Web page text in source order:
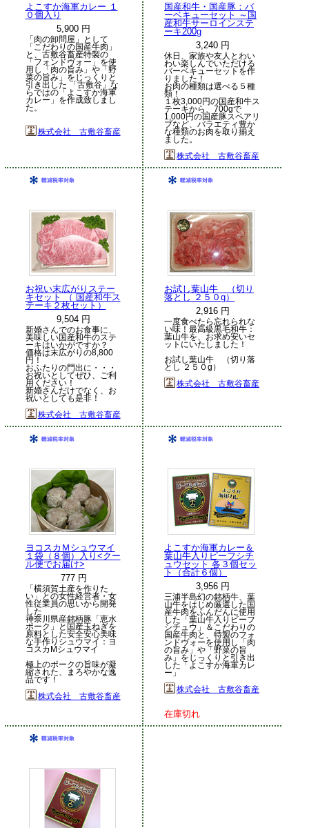
よこすか海軍カレー １
０個入り
5,900 円
「肉の卸問屋」として
「こだわりの国産牛肉」
と、古敷谷畜産特製の
「フォンドヴォー」を使
用し「肉の旨み」や「野
菜の旨み」をじっくりと
引き出した 「古敷谷」な
らではの「よこすか海軍
カレー」を作成致しまし
た。
株式会社 古敷谷畜産
国産和牛・国産豚：バ
ーベキューセット ～国
産和牛サーロインステ
ーキ200g
3,240 円
休日、家族や友人とわい
わい楽しんでいただける
バーベキューセットを作
りました！
お肉の種類は選べる５種
類！
１枚3,000円の国産和牛ス
テーキから、700gで
1,000円の国産豚スペアリ
ブなど、バラエティ豊か
な種類のお肉を取り揃え
ました。
株式会社 古敷谷畜産
お祝い末広がりステー
キセット （ 国産和牛ス
テーキ２枚セット）
9,504 円
新婚さんでのお食事に、
美味しい国産和牛のステ
ーキはいかがですか？
価格は末広がりの8,800
円！
おふたりの門出に・・・
お祝いとしてぜひ、ご利
用ください！
新婚さんだけでなく、お
祝いとしても是非！
株式会社 古敷谷畜産
お試し葉山牛 （切り
落とし ２５０g）
2,916 円
一度食べたら忘れられな
い味！最高級黒毛和牛：
葉山牛を、お求め安いセ
ットにいたしました！
お試し葉山牛 （切り落
とし ２５０g）
株式会社 古敷谷畜産
ヨコスカＭシュウマイ
１袋（８個）入り<クー
ル便でお届け>
777 円
「横須賀土産を作りた
い」との女性経営者・女
性従業員の思いから開発
した
神奈川県産銘柄豚「恵水
ポーク」と国産玉ねぎを
原料とした安全安心美味
な手作りシュウマイ：ヨ
コスカMシュウマイ
極上のポークの旨味が凝
縮された、まろやかな逸
品です！
株式会社 古敷谷畜産
よこすか海軍カレー＆
葉山牛入りビーフシチ
ュウセット 各３個セッ
ト（合計６個）
3,956 円
三浦半島幻の銘柄牛、葉
山牛をはじめ厳選した国
産牛肉をふんだんに使用
した「葉山牛入りビーフ
シチュウ」＆こだわりの
国産牛肉と、特製のフォ
ンドヴォーを使用し「肉
の旨み」や「野菜の旨
み」をじっくりと引き出
した「よこすか海軍カレ
ー」
株式会社 古敷谷畜産
在庫切れ